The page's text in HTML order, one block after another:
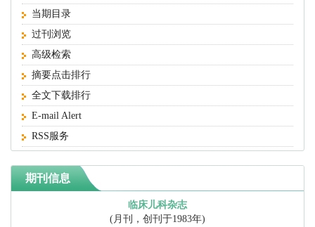
当期目录
过刊浏览
高级检索
摘要点击排行
全文下载排行
E-mail Alert
RSS服务
期刊信息
临床儿科杂志
(月刊，创刊于1983年)